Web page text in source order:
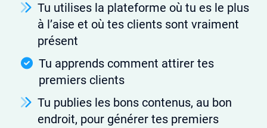
Tu utilises la plateforme où tu es le plus
à l’aise et où tes clients sont vraiment
présent
Tu apprends comment attirer tes
premiers clients
Tu publies les bons contenus, au bon
endroit, pour générer tes premiers